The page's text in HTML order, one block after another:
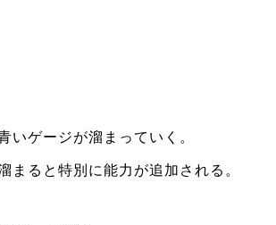
いゲージが溜まっていく。
まると特別に能力が追加される。